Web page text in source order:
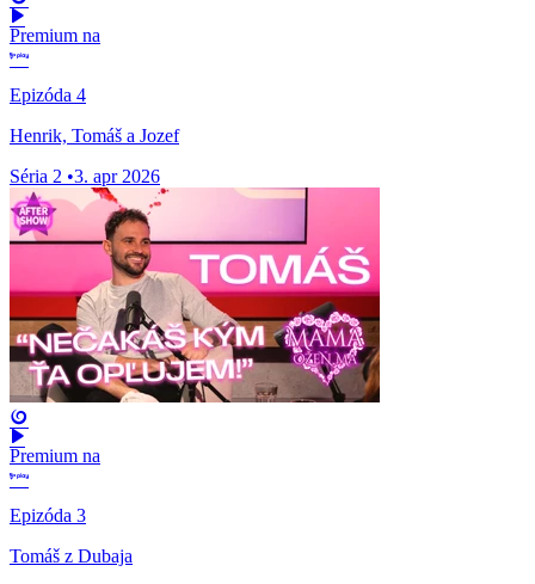
Premium na
Epizóda 4
Henrik, Tomáš a Jozef
Séria 2 •3. apr 2026
Premium na
Epizóda 3
Tomáš z Dubaja